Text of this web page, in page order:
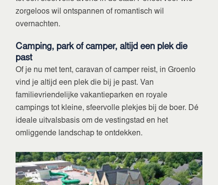
zorgeloos wil ontspannen of romantisch wil
overnachten.
Camping, park of camper, altijd een plek die
past
Of je nu met tent, caravan of camper reist, in Groenlo
vind je altijd een plek die bij je past. Van
familievriendelijke vakantieparken en royale
campings tot kleine, sfeervolle plekjes bij de boer. Dé
ideale uitvalsbasis om de vestingstad en het
omliggende landschap te ontdekken.